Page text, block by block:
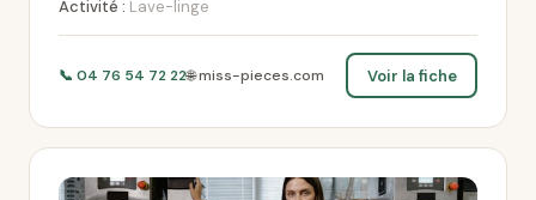
Activité : Lave-linge
📞 04 76 54 72 22🌐 miss-pieces.com Voir la fiche